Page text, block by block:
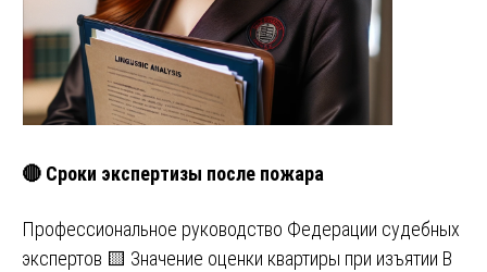
🔴 Сроки экспертизы после пожара
Профессиональное руководство Федерации судебных
экспертов 🟨 Значение оценки квартиры при изъятии В